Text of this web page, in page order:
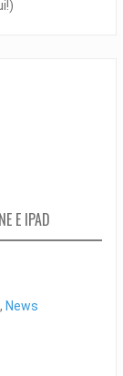
E IPAD
, News